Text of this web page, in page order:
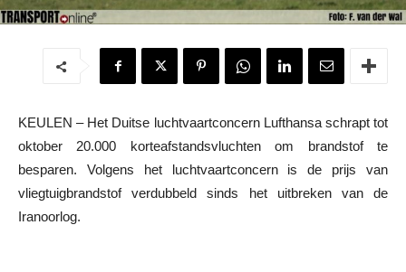
KEULEN – Het Duitse luchtvaartconcern Lufthansa schrapt tot
oktober 20.000 korteafstandsvluchten om brandstof te
besparen. Volgens het luchtvaartconcern is de prijs van
vliegtuigbrandstof verdubbeld sinds het uitbreken van de
Iranoorlog.